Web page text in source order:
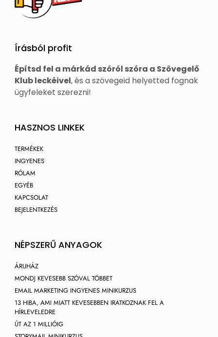
Írásból profit
Építsd fel a márkád szóról szóra a Szövegelő
Klub leckéivel, és a szövegeid helyetted fognak
ügyfeleket szerezni!
HASZNOS LINKEK
TERMÉKEK
INGYENES
RÓLAM
EGYÉB
KAPCSOLAT
BEJELENTKEZÉS
NÉPSZERŰ ANYAGOK
ÁRUHÁZ
MONDJ KEVESEBB SZÓVAL TÖBBET
EMAIL MARKETING INGYENES MINIKURZUS
13 HIBA, AMI MIATT KEVESEBBEN IRATKOZNAK FEL A
HÍRLEVELEDRE
ÚT AZ 1 MILLIÓIG